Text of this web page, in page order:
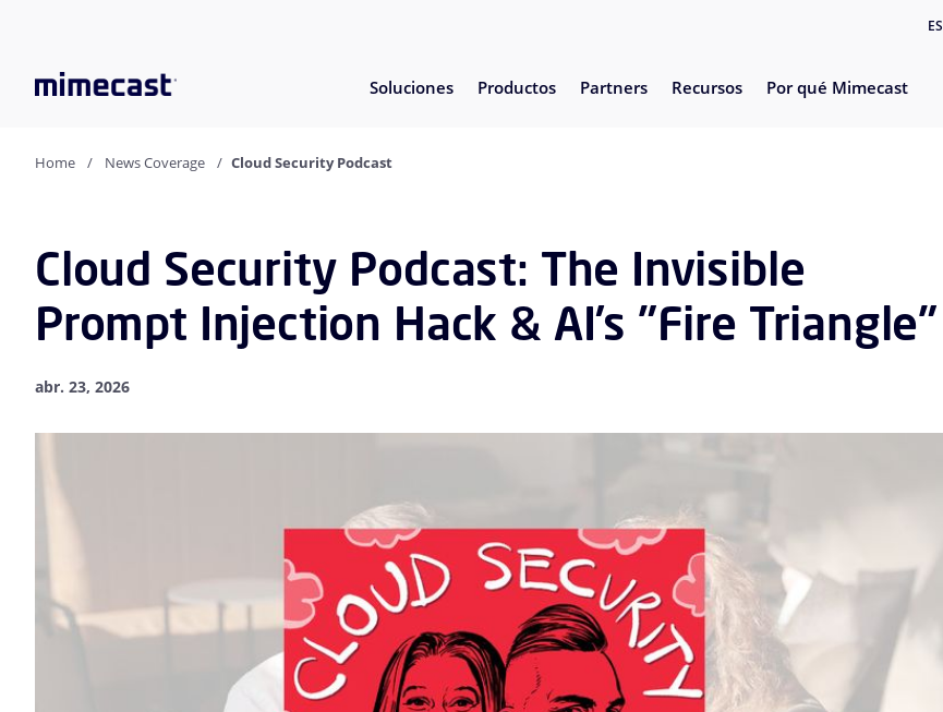
ES
Soluciones Productos Partners Recursos Por qué Mimecast
Home News Coverage Cloud Security Podcast
Cloud Security Podcast: The Invisible
Prompt Injection Hack & AI’s "Fire Triangle"
abr. 23, 2026